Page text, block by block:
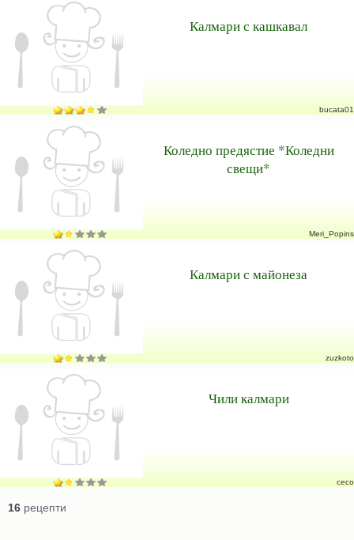
Калмари с кашкавал
bucata01
Коледно предястие *Коледни
свещи*
Meri_Popins
Калмари с майонеза
zuzkoto
Чили калмари
ceco
16 рецепти